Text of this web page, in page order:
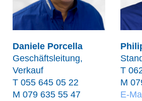
Daniele Porcella
Geschäftsleitung,
Verkauf
T 055 645 05 22
M 079 635 55 47
T
M
E-